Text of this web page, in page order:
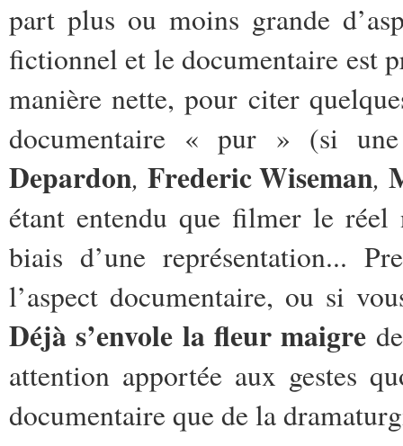
part plus ou moins grande
fictionnel et le documentaire est
manière nette, pour citer
documentaire « pur » (si
Depardon, FredericWiseman,
étant entendu que filmer le
biais d’une représentation...
l’aspect documentaire, ou si
Déjà s’envole la fleur maigre de
attention apportée aux gestes
documentaire que de la